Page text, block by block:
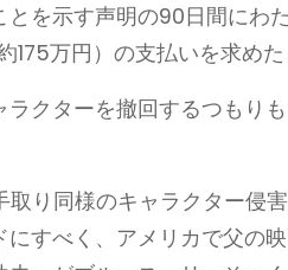
を示す声明の90日間にわ
万円）の支払いを求めた
クターを撤回するつもり
取り同様のキャラクター侵
すべく、アメリカで父の